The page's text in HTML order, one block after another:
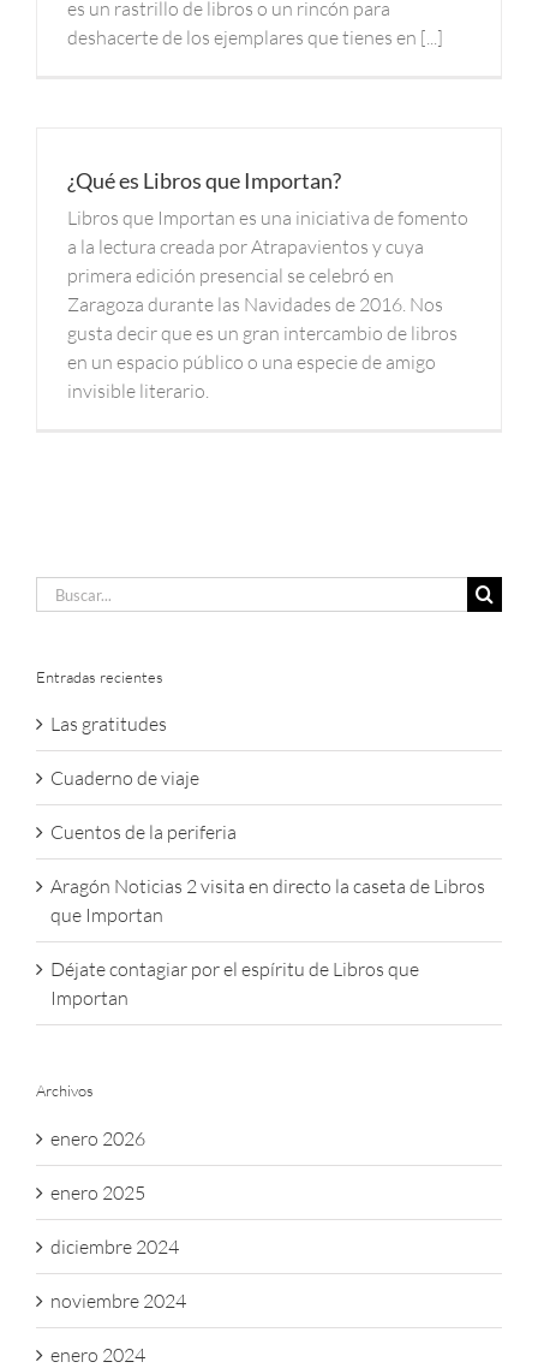
es un rastrillo de libros o un rincón para
deshacerte de los ejemplares que tienes en [...]
¿Qué es Libros que Importan?
Libros que Importan es una iniciativa de fomento
a la lectura creada por Atrapavientos y cuya
primera edición presencial se celebró en
Zaragoza durante las Navidades de 2016. Nos
gusta decir que es un gran intercambio de libros
en un espacio público o una especie de amigo
invisible literario.
Buscar:
Entradas recientes
Las gratitudes
Cuaderno de viaje
Cuentos de la periferia
Aragón Noticias 2 visita en directo la caseta de Libros
que Importan
Déjate contagiar por el espíritu de Libros que
Importan
Archivos
enero 2026
enero 2025
diciembre 2024
noviembre 2024
enero 2024